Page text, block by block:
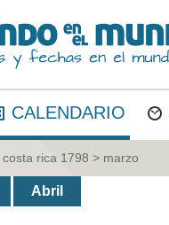
CALENDARIO
costa rica 1798 > marzo
Abril